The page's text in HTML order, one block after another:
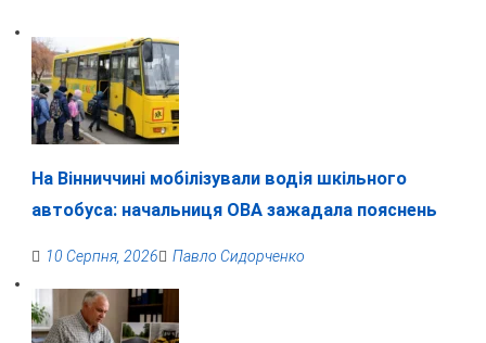
На Вінниччині мобілізували водія шкільного
автобуса: начальниця ОВА зажадала пояснень
10 Серпня, 2026 Павло Сидорченко